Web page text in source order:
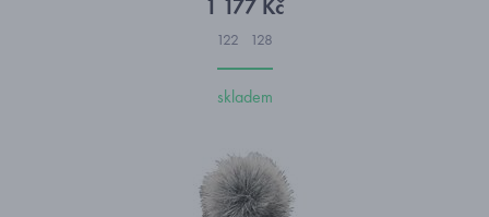
1 177 Kč
122 128
skladem